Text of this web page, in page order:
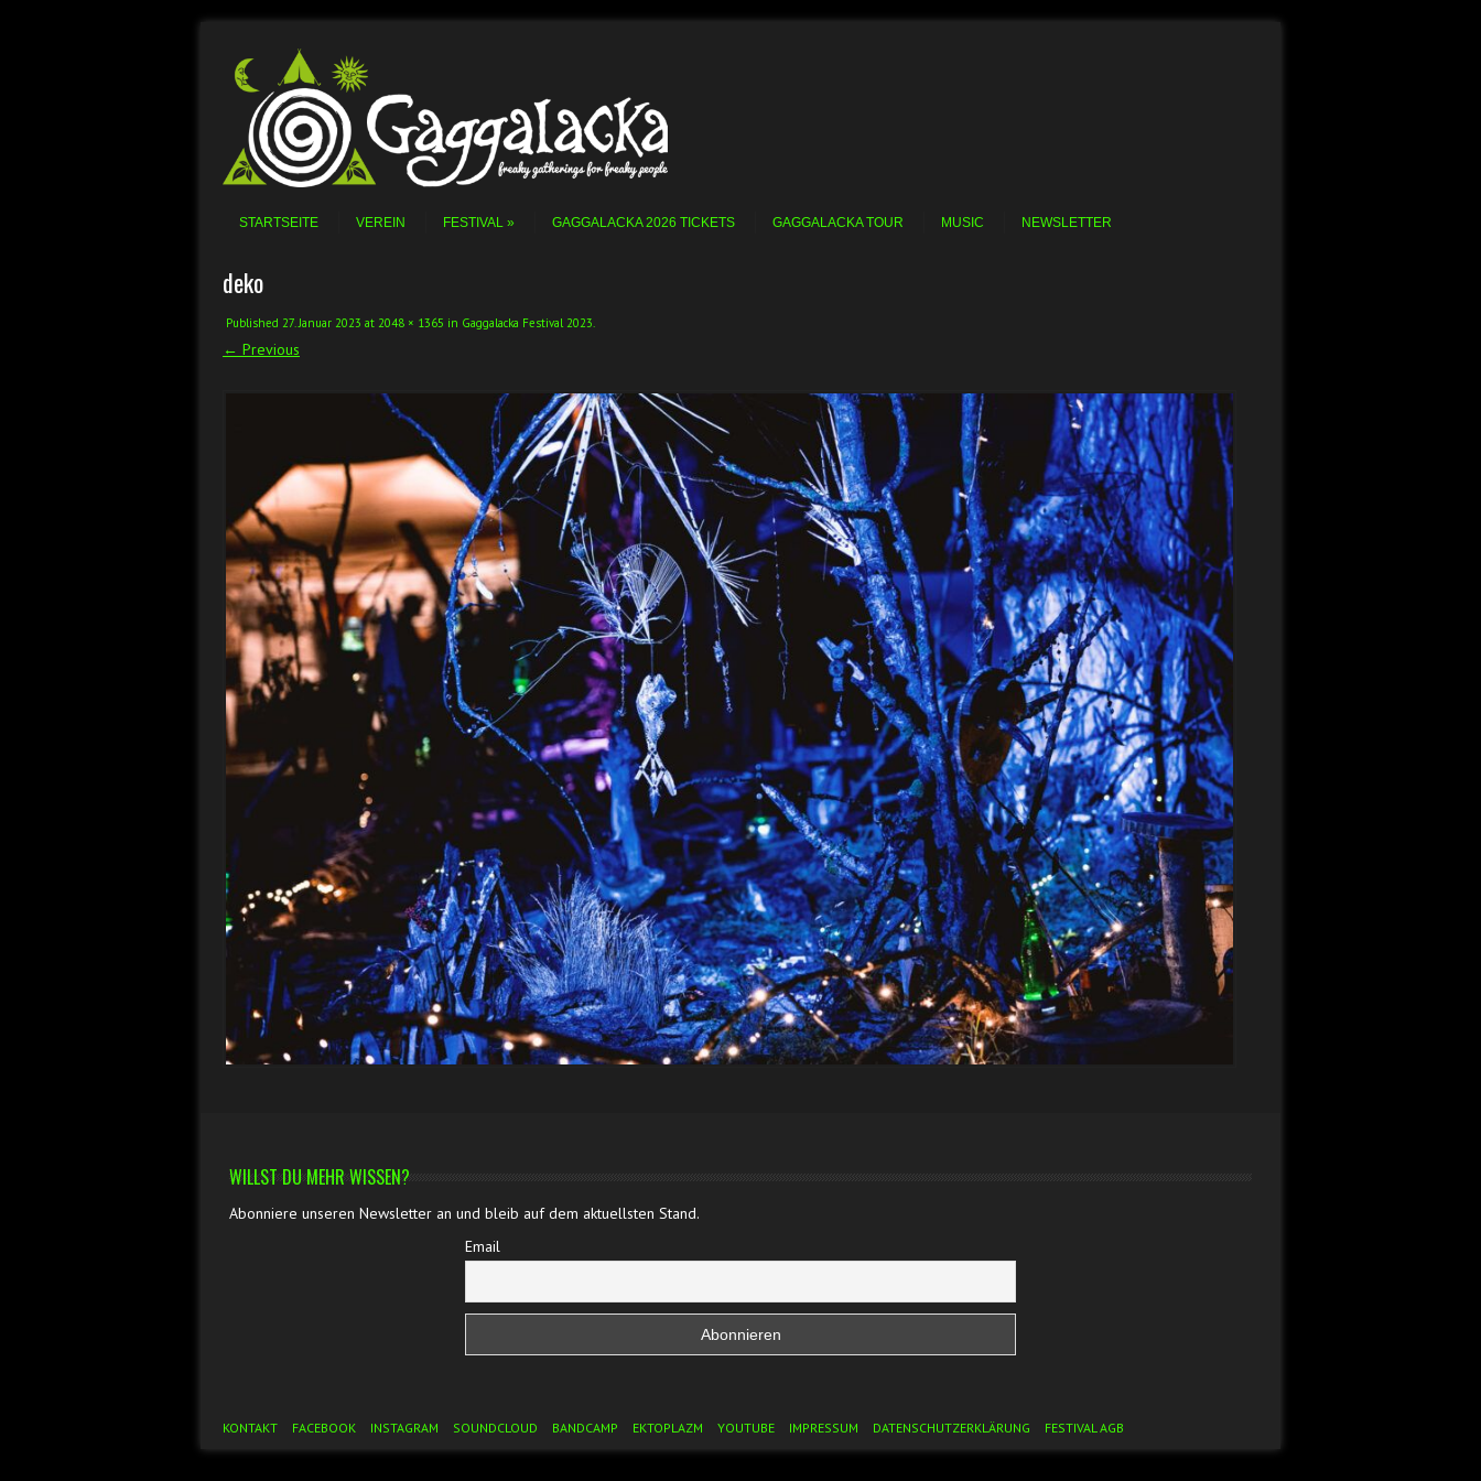
Menu
STARTSEITE
VEREIN FESTIVAL GAGGALACKA 2026 TICKETS GAGGALACKA TOUR MUSIC NEWSLETTER
deko
Published 27. Januar 2023 at 2048 × 1365 in Gaggalacka Festival 2023.
← Previous
WILLST DU MEHR WISSEN?
Abonniere unseren Newsletter an und bleib auf dem aktuellsten Stand.
Email
Footer Menu
KONTAKT FACEBOOK INSTAGRAM SOUNDCLOUD BANDCAMP EKTOPLAZM YOUTUBE IMPRESSUM DATENSCHUTZERKLÄRUNG FESTIVAL AGB